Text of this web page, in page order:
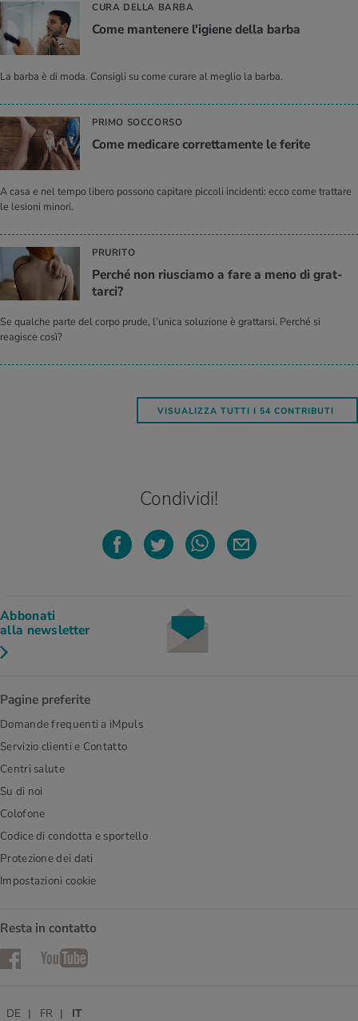
CURA DELLA BARBA
Come man­te­ne­re l'i­gie­ne della barba
La barba è di moda. Consigli su come curare al meglio la barba.
PRIMO SOCCORSO
Come me­di­ca­re cor­ret­ta­men­te le fe­ri­te
A casa e nel tempo libero possono capitare piccoli incidenti: ecco come trattare
le lesioni minori.
PRURITO
Per­ché non riu­scia­mo a fare a meno di grat­
tar­ci?
Se qualche parte del corpo prude, l’unica soluzione è grattarsi. Perché si
reagisce così?
VISUALIZZA TUTTI I 54 CONTRIBUTI
Condividi!
Abbonati
alla newsletter
Pagine preferite
Domande frequenti a iMpuls
Servizio clienti e Contatto
Centri salute
Su di noi
Colofone
Codice di condotta e sportello
Protezione dei dati
Impostazioni cookie
Resta in contatto
FacebookYouTube
DE FR IT